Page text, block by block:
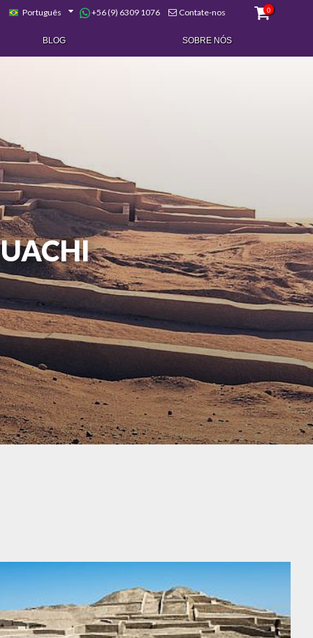
Português +56 (9) 6309 1076 Contate-nos 0
BLOG SOBRE NÓS